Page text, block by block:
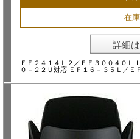
在
詳細
ＥＦ２４１４Ｌ２／ＥＦ３００４０Ｌ
０－２２Ｕ対応 ＥＦ１６－３５Ｌ／Ｅ